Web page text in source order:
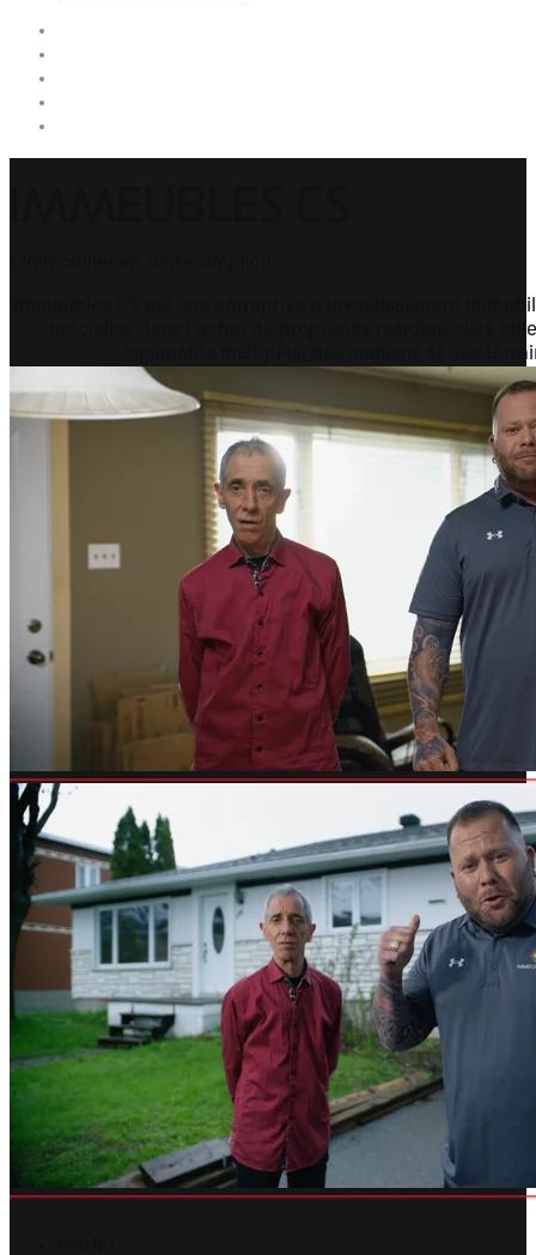
Immeubles CS est une entreprise d’investissement
spécialise dans l’achat de propriétés résidentielles
logements multiples, des maisons et des